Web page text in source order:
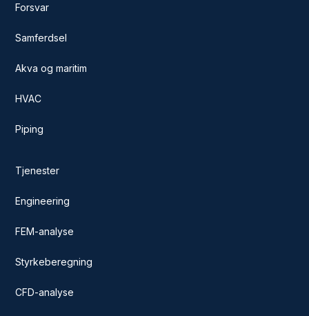
Forsvar
Samferdsel
Akva og maritim
HVAC
Piping
Tjenester
Engineering
FEM-analyse
Styrkeberegning
CFD-analyse